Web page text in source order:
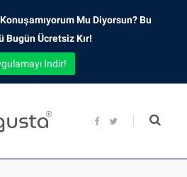
F
b
t
Mu Diyorsun? Bu
Bugün Ücretsiz Kır!
İndir!